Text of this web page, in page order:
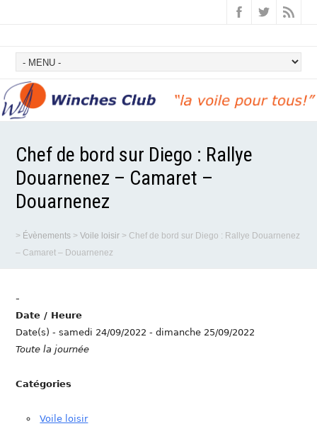
Chef de bord sur Diego : Rallye
Douarnenez – Camaret –
Douarnenez
> Évènements >Voile loisir > Chef de bord sur Diego : Rallye Douarnenez
– Camaret – Douarnenez
-
Date / Heure
Date(s) - samedi 24/09/2022 - dimanche 25/09/2022
Toute la journée
Catégories
Voile loisir